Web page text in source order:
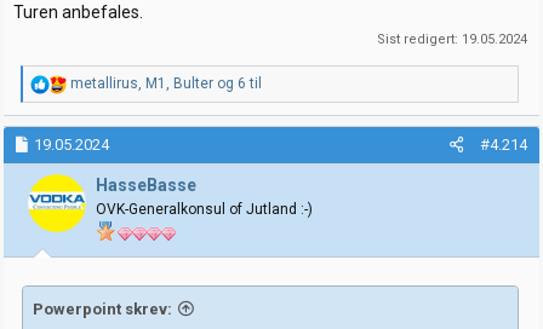
Turen anbefales.
Sist redigert: 19.05.2024
R
e
a
k
s
j
o
r
metallirus, M1 , Bulter og 6 til
19.05.2024 #4.214
HasseBasse
OVK-Generalkonsul of Jutland :-)
Powerpoint skrev: